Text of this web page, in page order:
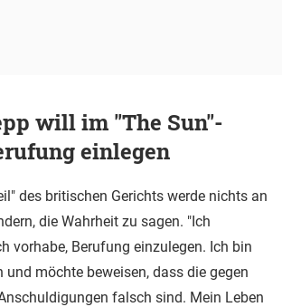
will im "The Sun"-
einlegen
des britischen Gerichts werde nichts an
die Wahrheit zu sagen. "Ich
vorhabe, Berufung einzulegen. Ich bin
möchte beweisen, dass die gegen
falsch sind. Mein Leben